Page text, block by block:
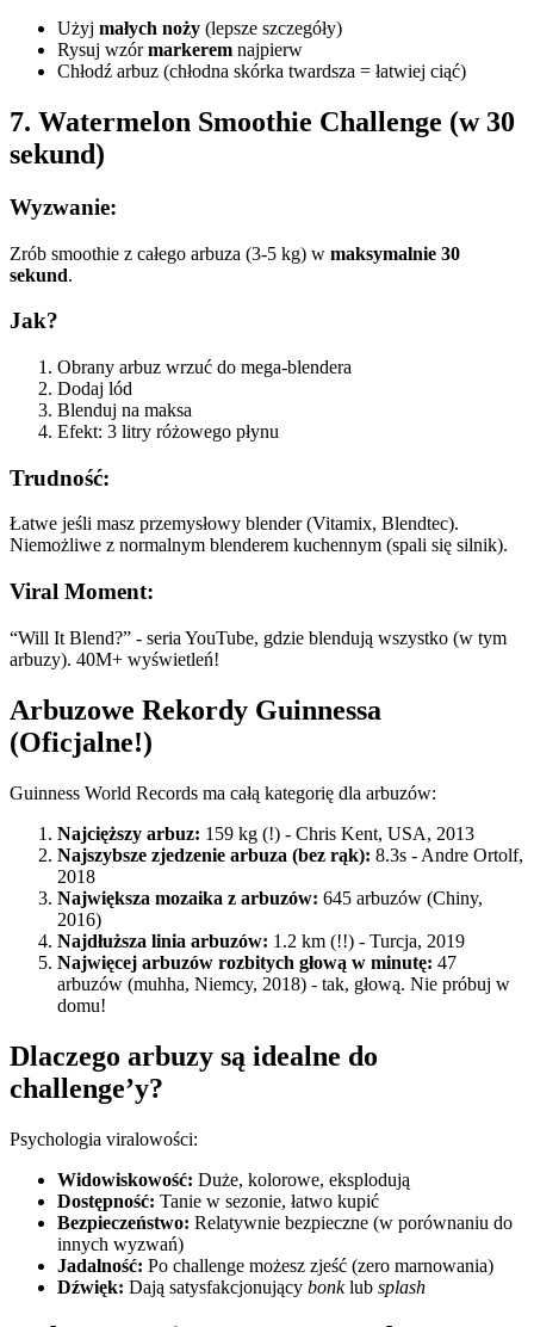
Użyj małych noży (lepsze szczegóły)
Rysuj wzórmarkerem najpierw
Chłodź arbuz (chłodna skórka twardsza = łatwiej ciąć)
7. Watermelon Smoothie Challenge (w 30
sekund)
Wyzwanie:
Zrób smoothie z całego arbuza (3-5 kg) w maksymalnie 30
sekund.
Jak?
Obrany arbuz wrzuć do mega-blendera
Dodaj lód
Blenduj na maksa
Efekt: 3 litry różowego płynu
Trudność:
Łatwe jeśli masz przemysłowy blender (Vitamix, Blendtec).
Niemożliwe z normalnym blenderem kuchennym (spali się silnik).
Viral Moment:
“Will It Blend?” - seria YouTube, gdzie blendują wszystko (w tym
arbuzy). 40M+ wyświetleń!
Arbuzowe Rekordy Guinnessa
(Oficjalne!)
Guinness World Records ma całą kategorię dla arbuzów:
Najcięższy arbuz: 159 kg (!) - Chris Kent, USA, 2013
Najszybsze zjedzenie arbuza (bez rąk): 8.3s - Andre Ortolf,
2018
Największa mozaika z arbuzów: 645 arbuzów (Chiny,
2016)
Najdłuższa linia arbuzów: 1.2 km (!!) - Turcja, 2019
Najwięcej arbuzów rozbitych głową w minutę: 47
arbuzów (muhha, Niemcy, 2018) - tak, głową. Nie próbuj w
domu!
Dlaczego arbuzy są idealne do
challenge’y?
Psychologia viralowości:
Widowiskowość: Duże, kolorowe, eksplodują
Dostępność: Tanie w sezonie, łatwo kupić
Bezpieczeństwo: Relatywnie bezpieczne (w porównaniu do
innych wyzwań)
Jadalność: Po challenge możesz zjeść (zero marnowania)
Dźwięk: Dają satysfakcjonujący bonklub splash